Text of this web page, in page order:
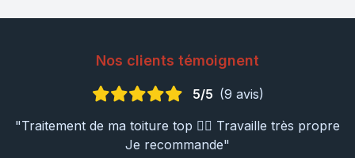
Nos clients témoignent
5/5 (9 avis)
"Traitement de ma toiture top 👍🏼 Travaille très propre
Je recommande"